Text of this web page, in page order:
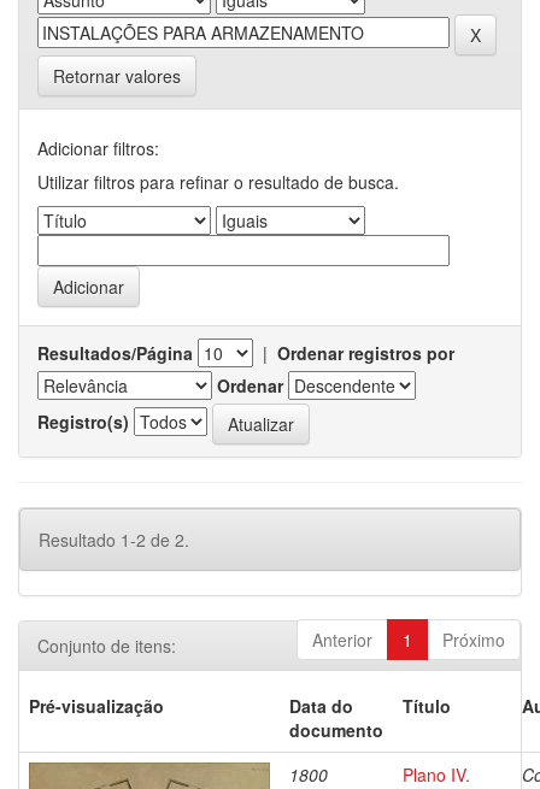
Retornar valores
Adicionar filtros:
Utilizar filtros para refinar o resultado de busca.
Resultados/Página | Ordenar registros por
Ordenar
Registro(s)
Resultado 1-2 de 2.
Anterior 1 Próximo
Conjunto de itens:
Pré-visualização
Data do
documento
Título
1800
Plano IV.